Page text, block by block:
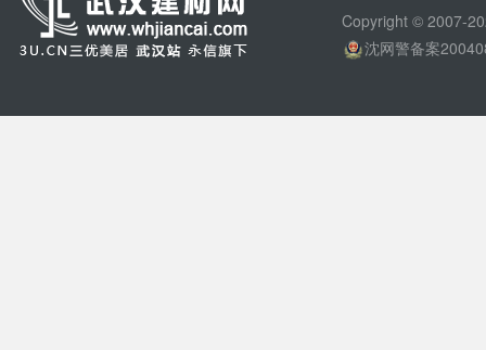
Copyright © 2007-
沈网警备案